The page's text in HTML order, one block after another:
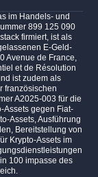
im Handels- und
899 125 090
firmiert, ist als
E-Geld-
Avenue de France,
et de Résolution
ist zudem als
französischen
A2025-003 für die
Assets gegen Fiat-
Assets, Ausführung
Bereitstellung von
Krypto-Assets im
100 impasse des